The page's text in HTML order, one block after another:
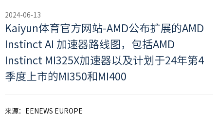
2024-06-13
Kaiyun体育官方网站-AMD公布扩展的AMD
Instinct AI 加速器路线图，包括AMD
Instinct MI325X加速器以及计划于24年第4
季度上市的MI350和MI400
来源：EENEWS EUROPE